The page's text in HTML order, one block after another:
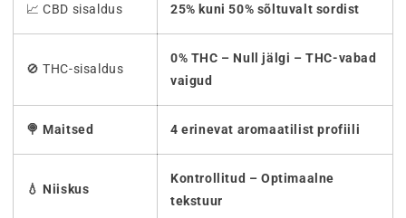
📈 CBD sisaldus 25% kuni 50% sõltuvalt sordist
🚫 THC-sisaldus
0% THC – Null jälgi – THC-vabad
vaigud
🍭 Maitsed 4 erinevat aromaatilist profiili
💧 Niiskus
Kontrollitud – Optimaalne
tekstuur